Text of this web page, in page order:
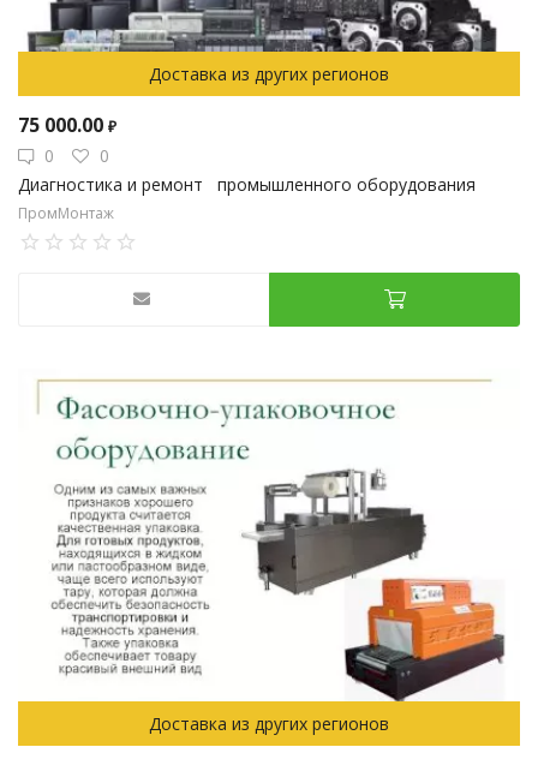
Доставка из других регионов
75 000.00 ₽
0
0
Диагностика и ремонт промышленного оборудования
ПромМонтаж
Доставка из других регионов